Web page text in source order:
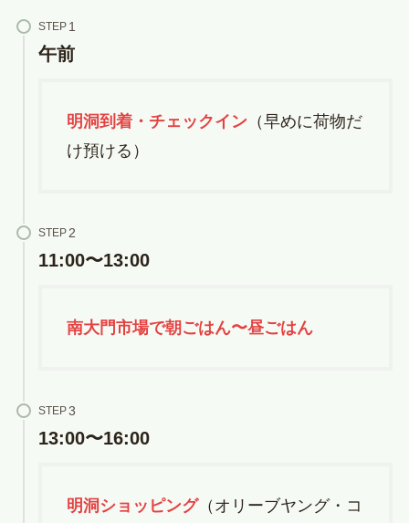
STEP
午前
明洞到着・チェックイン （早めに荷物だ
け預ける）
STEP
11:00〜13:00
南大門市場で朝ごはん〜昼ごはん
STEP
13:00〜16:00
明洞ショッピング（オリーブヤング・コ